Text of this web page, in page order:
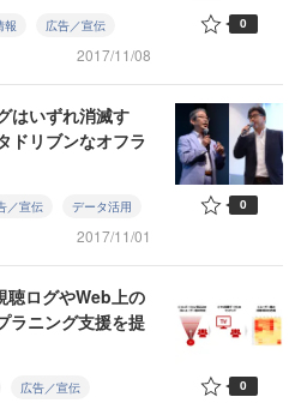
報 広告／宣伝
2017/11/08
0
はいずれ消滅す
リブンなオフラ
／宣伝 データ活用
2017/11/01
0
聴ログやWeb上の
ラニング支援を提
広告／宣伝 0